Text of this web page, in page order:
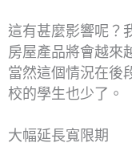
這有甚麼影響呢？
房屋產品將會越來
當然這個情況在後
校的學生也少了。
大幅延長寬限期